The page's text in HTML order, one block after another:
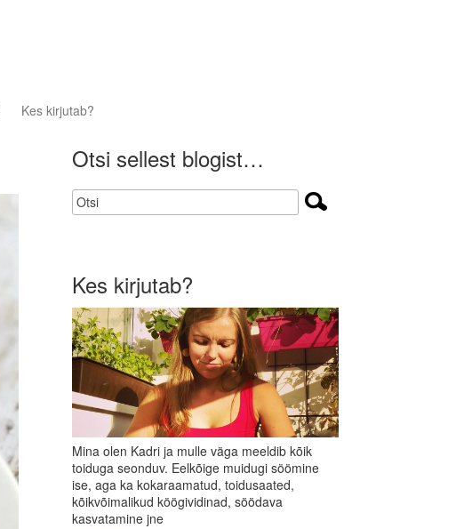
Kes kirjutab?
Otsi sellest blogist…
Kes kirjutab?
Mina olen Kadri ja mulle väga meeldib kõik
toiduga seonduv. Eelkõige muidugi söömine
ise, aga ka kokaraamatud, toidusaated,
kõikvõimalikud köögividinad, söödava
kasvatamine jne